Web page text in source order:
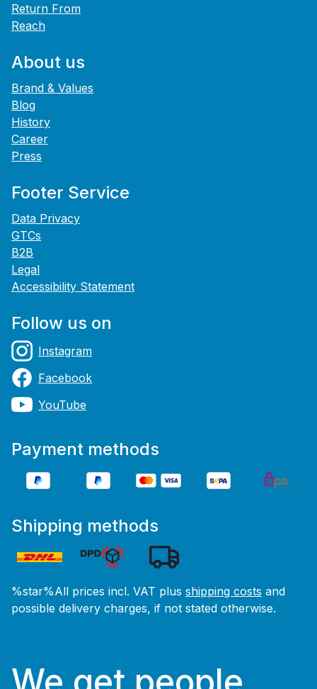
Return From
Reach
About us
Brand & Values
Blog
History
Career
Press
Footer Service
Data Privacy
GTCs
B2B
Legal
Accessibility Statement
Follow us on
Instagram
Facebook
YouTube
Payment methods
Shipping methods
%star%All prices incl. VAT plus shipping costs and
possible delivery charges, if not stated otherwise.